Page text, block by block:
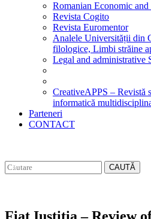
Romanian Economic
Revista Cogito
Revista Euromentor
Analele Universității din
filologice, Limbi străine
Legal and administrative
CreativeAPPS – Revistă
informatică
Parteneri
CONTACT
CAUTĂ